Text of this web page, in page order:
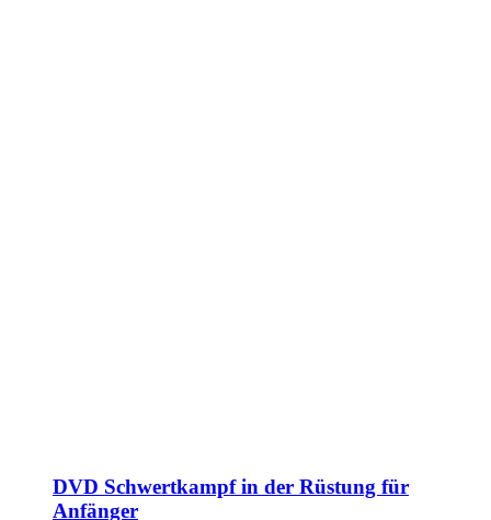
DVD Schwertkampf in der Rüstung für
Anfänger